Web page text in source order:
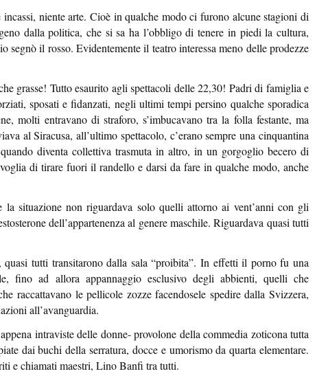
niente arte. Cioè in qualche modo ci furono alcune stagioni di
dalla politica, che si sa ha l’obbligo di tenere in piedi la cultura,
segnò il rosso. Evidentemente il teatro interessa meno delle prodezze
grasse! Tutto esaurito agli spettacoli delle 22,30! Padri di famiglia e
sposati e fidanzati, negli ultimi tempi persino qualche sporadica
molti entravano di straforo, s’imbucavano tra la folla festante, ma
al Siracusa, all’ultimo spettacolo, c’erano sempre una cinquantina
quando diventa collettiva trasmuta in altro, in un gorgoglio becero di
di tirare fuori il randello e darsi da fare in qualche modo, anche
situazione non riguardava solo quelli attorno ai vent’anni con gli
dell’appartenenza al genere maschile. Riguardava quasi tutti
tutti transitarono dalla sala “proibita”. In effetti il porno fu una
fino ad allora appannaggio esclusivo degli abbienti, quelli che
raccattavano le pellicole zozze facendosele spedire dalla Svizzera,
all’avanguardia.
intraviste delle donne- provolone della commedia zoticona tutta
dai buchi della serratura, docce e umorismo da quarta elementare.
e chiamati maestri, Lino Banfi tra tutti.